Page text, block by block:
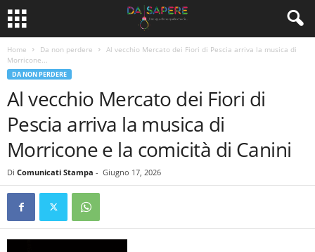
Home Da non perdere
Al vecchio Mercato dei Fiori di Pescia arriva la musica di
Morricone...
DA NON PERDERE
Al vecchio Mercato dei Fiori di
Pescia arriva la musica di
Morricone e la comicità di Canini
Di Comunicati Stampa - Giugno 17, 2026